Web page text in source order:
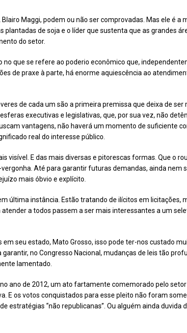
Araucárias nos estados do
aves percam o habitat natural
Maggi, podem ou não ser comprovadas. Mas ele é a
de soja e o líder que sustenta que as grandes
do setor.
que se refere ao poderio econômico que,
de praxe à parte, há enorme aquiescência ao
de cada um são a primeira premissa que deixa de ser
executivas e legislativas, que, por sua vez, não
vantagens, não haverá um momento de suficiente
real do interesse público.
visível. E das mais diversas e pitorescas formas. Que o
Até para garantir futuras demandas, ainda nem
mais óbvio e explícito.
última instância. Estão tratando de ilícitos em licitações,
a todos passem a ser mais interessantes a um
seu estado, Mato Grosso, isso pode ter-nos custado
no Congresso Nacional, mudanças de leis tão
lamentado.
ano de 2012, um ato fartamente comemorado pelo
E os votos conquistados para esse pleito não foram
“não republicanas”. Ou alguém ainda duvida